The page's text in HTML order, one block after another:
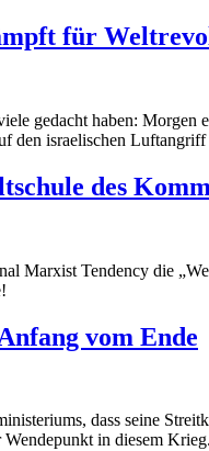
für
gedacht haben:
israelischen
des
Marxist Tendency die
vom Ende
dass seine
in diesem Krieg.